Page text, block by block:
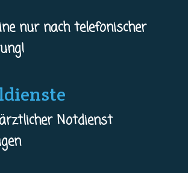
nur nach telefonischer
Notdienst